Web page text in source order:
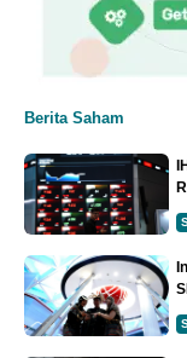
Berita Saham